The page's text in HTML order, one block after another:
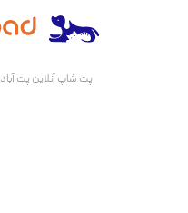
پت شاپ آنلاین پت آباد